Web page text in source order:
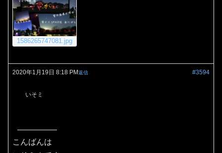
1586265747081.jpg
2020年1月19日 8:18 PM #3594
返信
いそミ
こんばんは